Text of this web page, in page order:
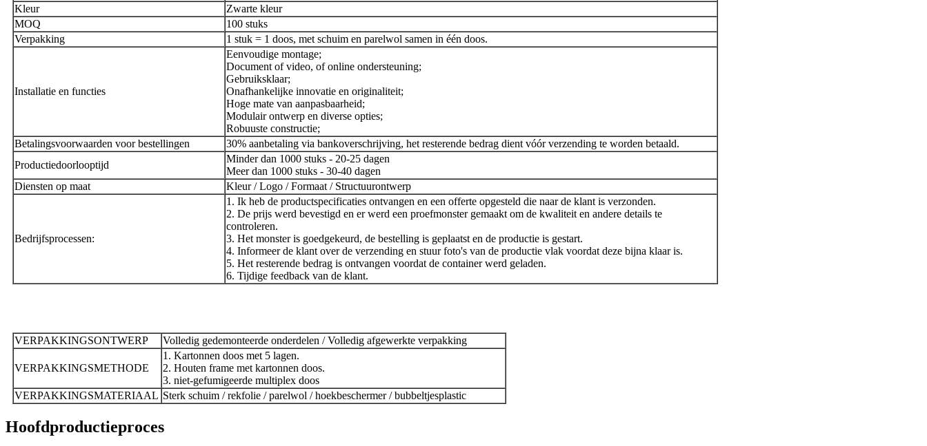
Kleur
Zwarte kleur
MOQ
100 stuks
Verpakking
1 stuk = 1 doos, met schuim en parelwol samen in één doos.
Installatie en functies
Eenvoudige montage;
Document of video, of online ondersteuning;
Gebruiksklaar;
Onafhankelijke innovatie en originaliteit;
Hoge mate van aanpasbaarheid;
Modulair ontwerp en diverse opties;
Robuuste constructie;
Betalingsvoorwaarden voor bestellingen
30% aanbetaling via bankoverschrijving, het resterende bedrag dient vóór verzending te worden betaald.
Productiedoorlooptijd
Minder dan 1000 stuks - 20-25 dagen
Meer dan 1000 stuks - 30-40 dagen
Diensten op maat
Kleur / Logo / Formaat / Structuurontwerp
Bedrijfsprocessen:
1. Ik heb de productspecificaties ontvangen en een offerte opgesteld die naar de klant is verzonden.
2. De prijs werd bevestigd en er werd een proefmonster gemaakt om de kwaliteit en andere details te
controleren.
3. Het monster is goedgekeurd, de bestelling is geplaatst en de productie is gestart.
4. Informeer de klant over de verzending en stuur foto's van de productie vlak voordat deze bijna klaar is.
5. Het resterende bedrag is ontvangen voordat de container werd geladen.
6. Tijdige feedback van de klant.
VERPAKKINGSONTWERP Volledig gedemonteerde onderdelen / Volledig afgewerkte verpakking
VERPAKKINGSMETHODE
1. Kartonnen doos met 5 lagen.
2. Houten frame met kartonnen doos.
3. niet-gefumigeerde multiplex doos
VERPAKKINGSMATERIAAL Sterk schuim / rekfolie / parelwol / hoekbeschermer / bubbeltjesplastic
Hoofdproductieproces